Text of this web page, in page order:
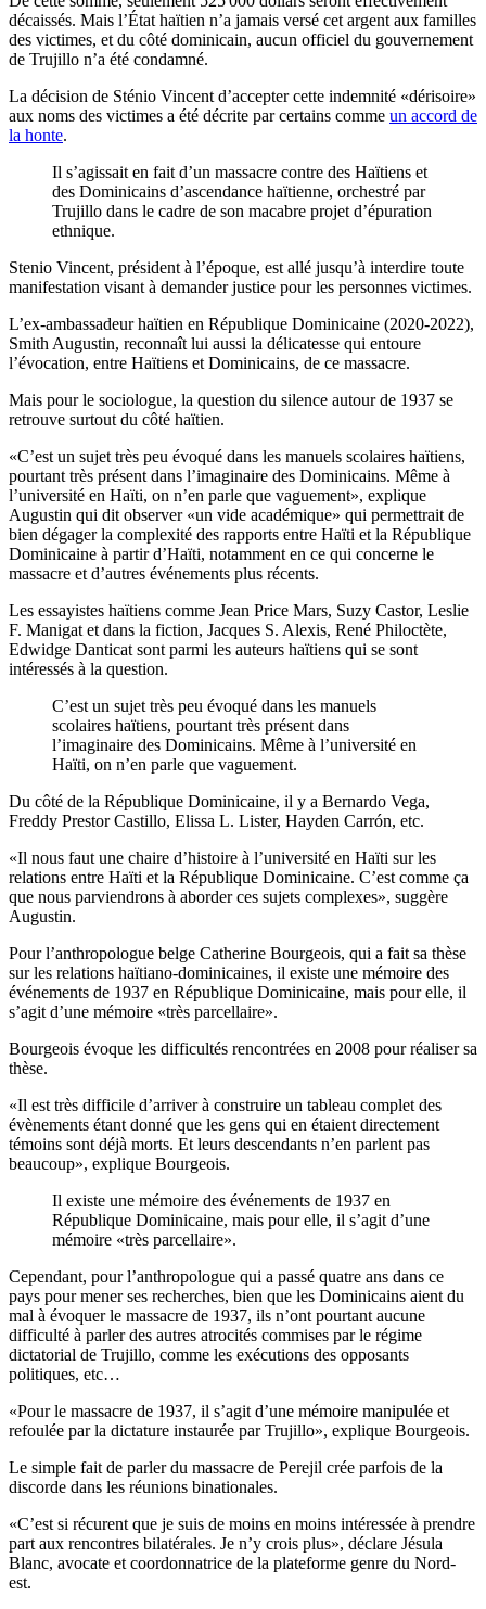
décaissés. Mais l’État haïtien n’a jamais versé cet argent aux familles
des victimes, et du côté dominicain, aucun officiel du gouvernement
de Trujillo n’a été condamné.
La décision de Sténio Vincent d’accepter cette indemnité «dérisoire»
aux noms des victimes a été décrite par certains comme un accord de
la honte.
Il s’agissait en fait d’un massacre contre des Haïtiens et
des Dominicains d’ascendance haïtienne, orchestré par
Trujillo dans le cadre de son macabre projet d’épuration
ethnique.
Stenio Vincent, président à l’époque, est allé jusqu’à interdire toute
manifestation visant à demander justice pour les personnes victimes.
L’ex-ambassadeur haïtien en République Dominicaine (2020-2022),
Smith Augustin, reconnaît lui aussi la délicatesse qui entoure
l’évocation, entre Haïtiens et Dominicains, de ce massacre.
Mais pour le sociologue, la question du silence autour de 1937 se
retrouve surtout du côté haïtien.
«C’est un sujet très peu évoqué dans les manuels scolaires haïtiens,
pourtant très présent dans l’imaginaire des Dominicains. Même à
l’université en Haïti, on n’en parle que vaguement», explique
Augustin qui dit observer «un vide académique» qui permettrait de
bien dégager la complexité des rapports entre Haïti et la République
Dominicaine à partir d’Haïti, notamment en ce qui concerne le
massacre et d’autres événements plus récents.
Les essayistes haïtiens comme Jean Price Mars, Suzy Castor, Leslie
F. Manigat et dans la fiction, Jacques S. Alexis, René Philoctète,
Edwidge Danticat sont parmi les auteurs haïtiens qui se sont
intéressés à la question.
C’est un sujet très peu évoqué dans les manuels
scolaires haïtiens, pourtant très présent dans
l’imaginaire des Dominicains. Même à l’université en
Haïti, on n’en parle que vaguement.
Du côté de la République Dominicaine, il y a Bernardo Vega,
Freddy Prestor Castillo, Elissa L. Lister, Hayden Carrón, etc.
«Il nous faut une chaire d’histoire à l’université en Haïti sur les
relations entre Haïti et la République Dominicaine. C’est comme ça
que nous parviendrons à aborder ces sujets complexes», suggère
Augustin.
Pour l’anthropologue belge Catherine Bourgeois, qui a fait sa thèse
sur les relations haïtiano-dominicaines, il existe une mémoire des
événements de 1937 en République Dominicaine, mais pour elle, il
s’agit d’une mémoire «très parcellaire».
Bourgeois évoque les difficultés rencontrées en 2008 pour réaliser sa
thèse.
«Il est très difficile d’arriver à construire un tableau complet des
évènements étant donné que les gens qui en étaient directement
témoins sont déjà morts. Et leurs descendants n’en parlent pas
beaucoup», explique Bourgeois.
Il existe une mémoire des événements de 1937 en
République Dominicaine, mais pour elle, il s’agit d’une
mémoire «très parcellaire».
Cependant, pour l’anthropologue qui a passé quatre ans dans ce
pays pour mener ses recherches, bien que les Dominicains aient du
mal à évoquer le massacre de 1937, ils n’ont pourtant aucune
difficulté à parler des autres atrocités commises par le régime
dictatorial de Trujillo, comme les exécutions des opposants
politiques, etc…
«Pour le massacre de 1937, il s’agit d’une mémoire manipulée et
refoulée par la dictature instaurée par Trujillo», explique Bourgeois.
Le simple fait de parler du massacre de Perejil crée parfois de la
discorde dans les réunions binationales.
«C’est si récurent que je suis de moins en moins intéressée à prendre
part aux rencontres bilatérales. Je n’y crois plus», déclare Jésula
Blanc, avocate et coordonnatrice de la plateforme genre du Nord-
est.